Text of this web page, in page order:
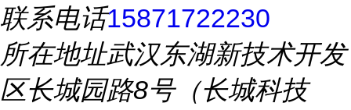
联系电话15871722230
所在地址武汉东湖新技术开发
区长城园路8号（长城科技